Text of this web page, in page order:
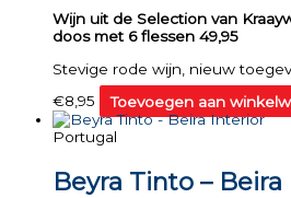
Wijn uit de Selection van
doos met 6 flessen 49,95
Stevige rode wijn, nieuw
€8,95 Toevoegen aan
Portugal
Beyra Tinto –